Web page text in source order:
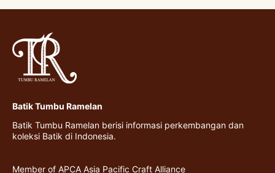
Batik Tumbu Ramelan
Batik Tumbu Ramelan berisi informasi perkembangan dan
koleksi Batik di Indonesia.
Member of APCA Asia Pacific Craft Alliance